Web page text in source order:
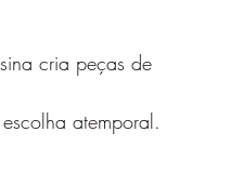
cria peças de
atemporal.